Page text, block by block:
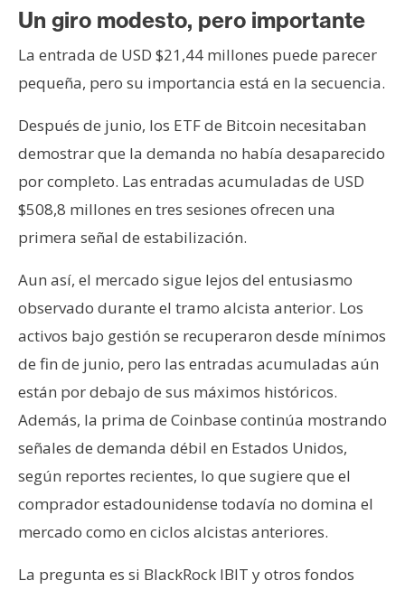
Un giro modesto, pero importante
La entrada de USD $21,44 millones puede parecer
pequeña, pero su importancia está en la secuencia.
Después de junio, los ETF de Bitcoin necesitaban
demostrar que la demanda no había desaparecido
por completo. Las entradas acumuladas de USD
$508,8 millones en tres sesiones ofrecen una
primera señal de estabilización.
Aun así, el mercado sigue lejos del entusiasmo
observado durante el tramo alcista anterior. Los
activos bajo gestión se recuperaron desde mínimos
de fin de junio, pero las entradas acumuladas aún
están por debajo de sus máximos históricos.
Además, la prima de Coinbase continúa mostrando
señales de demanda débil en Estados Unidos,
según reportes recientes, lo que sugiere que el
comprador estadounidense todavía no domina el
mercado como en ciclos alcistas anteriores.
La pregunta es si BlackRock IBIT y otros fondos